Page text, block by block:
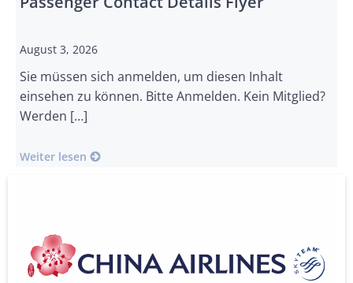
August 3, 2026
Sie müssen sich anmelden, um diesen Inhalt
einsehen zu können. Bitte Anmelden. Kein Mitglied?
Werden […]
Weiter lesen